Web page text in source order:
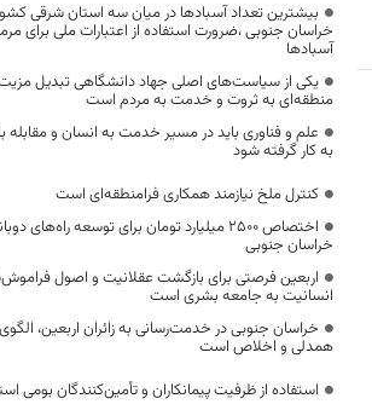
بیشترین تعداد آسبادها در میان سه استان شرقی
خراسان جنوبی ،ضرورت استفاده از اعتبارات ملی برای
آسبادها
یکی از سیاست‌های اصلی جهاد دانشگاهی تبدیل
منطقه‌ای به ثروت و خدمت به مردم است
علم و فناوری باید در مسیر خدمت به انسان و مقابله
به کار گرفته شود
کنترل ملخ نیازمند همکاری فرامنطقه‌ای است
اختصاص 2500 میلیارد تومان برای توسعه راه‌های
خراسان جنوبی
اربعین فرصتی برای بازگشت عقلانیت و اصول
انسانیت به جامعه بشری است
خراسان جنوبی در خدمت‌رسانی به زائران اربعین، الگوی
همدلی و اخلاص است
استفاده از ظرفیت پیمانکاران و تأمین‌کنندگان بومی